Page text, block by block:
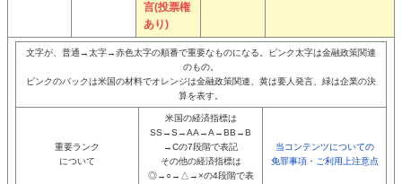
言(投票権
あり)
文字が、普通→太字→赤色太字の順番で重要なものになる。ピンク太字は金融政策関連
のもの。
ピンクのバックは米国の材料でオレンジは金融政策関連、黄は要人発言、緑は企業の決
算を表す。
重要ランク
について
米国の経済指標は
SS→S→AA→A→BB→B
→Cの7段階で表記
その他の経済指標は
◎→○→△→×の4段階で表
当コンテンツについての
免罪事項・ご利用上注意点